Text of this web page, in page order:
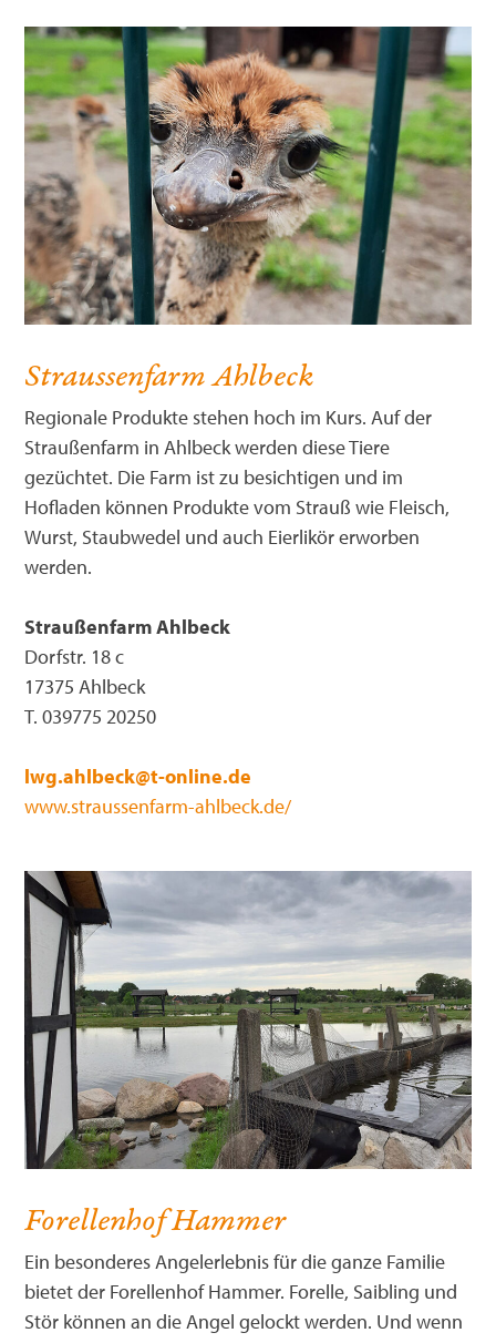
Straussenfarm Ahlbeck
Regionale Produkte stehen hoch im Kurs. Auf der
Straußenfarm in Ahlbeck werden diese Tiere
gezüchtet. Die Farm ist zu besichtigen und im
Hofladen können Produkte vom Strauß wie Fleisch,
Wurst, Staubwedel und auch Eierlikör erworben
werden.
Straußenfarm Ahlbeck
Dorfstr. 18 c
17375 Ahlbeck
T. 039775 20250
lwg.ahlbeck@t-online.de
www.straussenfarm-ahlbeck.de/
Forellenhof Hammer
Ein besonderes Angelerlebnis für die ganze Familie
bietet der Forellenhof Hammer. Forelle, Saibling und
Stör können an die Angel gelockt werden. Und wenn